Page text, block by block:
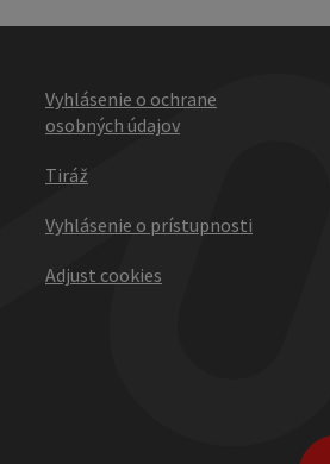
Vyhlásenie o ochrane
osobných údajov
Tiráž
Vyhlásenie o prístupnosti
Adjust cookies